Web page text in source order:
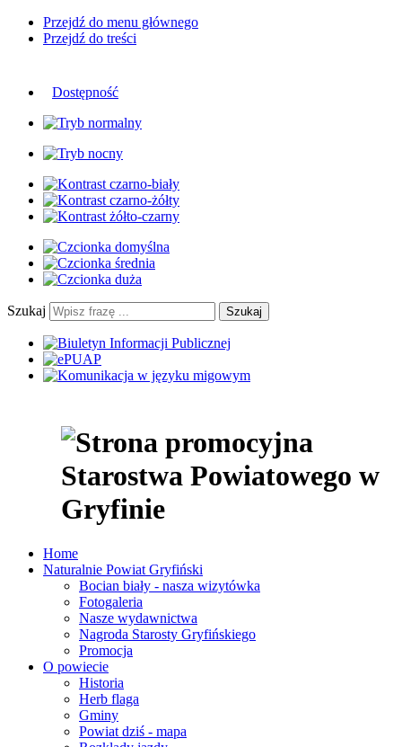
Przejdź do menu głównego
Przejdź do treści
Dostępność
Szukaj Szukaj
Home
Naturalnie Powiat Gryfiński
Bocian biały - nasza wizytówka
Fotogaleria
Nasze wydawnictwa
Nagroda Starosty Gryfińskiego
Promocja
O powiecie
Historia
Herb flaga
Gminy
Powiat dziś - mapa